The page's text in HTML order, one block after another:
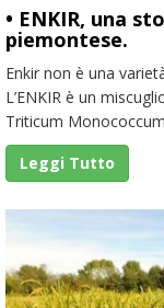
• ENKIR, una
piemontese.
Enkir non è una
L’ENKIR è un
Triticum
Leggi Tutto